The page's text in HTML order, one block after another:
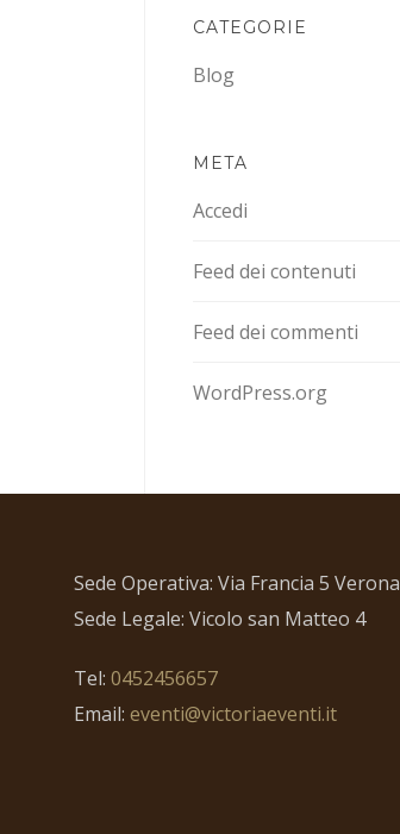
CATEGORIE
Blog
META
Accedi
Feed dei contenuti
Feed dei commenti
WordPress.org
Sede Operativa: Via Francia 5 Verona
Sede Legale: Vicolo san Matteo 4
Tel: 0452456657
Email: eventi@victoriaeventi.it